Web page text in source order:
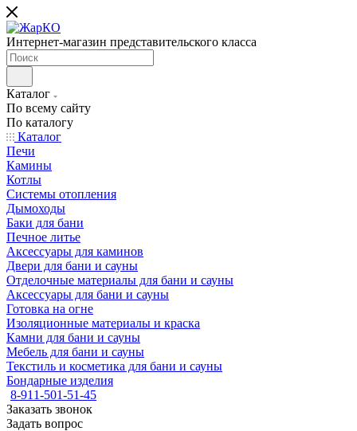
Интернет-магазин представительского класса
Каталог
По всему сайту
По каталогу
Каталог
Печи
Камины
Котлы
Системы отопления
Дымоходы
Баки для бани
Печное литье
Аксессуары для каминов
Двери для бани и сауны
Отделочные материалы для бани и сауны
Аксессуары для бани и сауны
Готовка на огне
Изоляционные материалы и краска
Камни для бани и сауны
Мебель для бани и сауны
Текстиль и косметика для бани и сауны
Бондарные изделия
8-911-501-51-45
Заказать звонок
Задать вопрос